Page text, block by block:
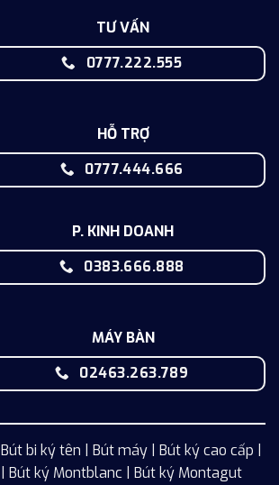
TƯ VẤN
0777.222.555
HỖ TRỢ
0777.444.666
P. KINH DOANH
0383.666.888
MÁY BÀN
02463.263.789
Bút bi ký tên Bút máy Bút ký cao cấp
Bút ký Montblanc
Bút ký Montagut